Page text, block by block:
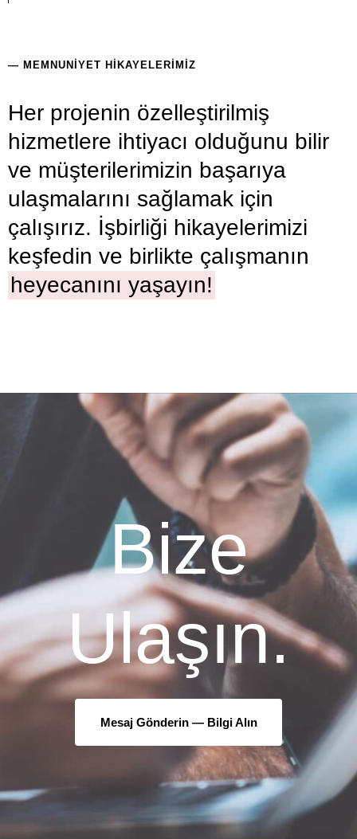
— MEMNUNIYET HIKAYELERIMIZ
Her projenin özelleştirilmiş
hizmetlere ihtiyacı olduğunu bilir
ve müşterilerimizin başarıya
ulaşmalarını sağlamak için
çalışırız. İşbirliği hikayelerimizi
keşfedin ve birlikte çalışmanın
heyecanını yaşayın!
Bize
Ulaşın.
Mesaj Gönderin — Bilgi Alın